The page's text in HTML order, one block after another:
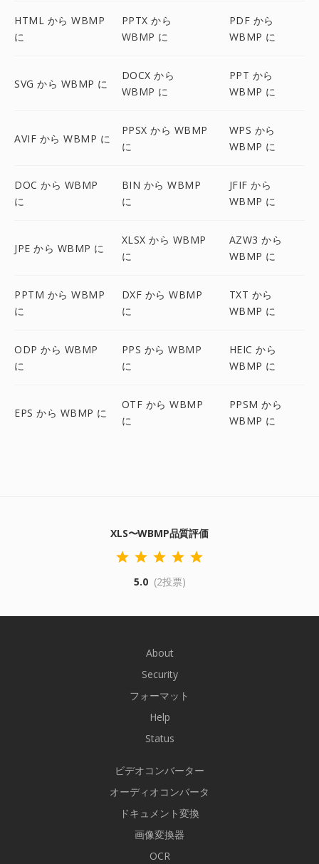
HTML から WBMP
に
PPTX から
WBMP に
PDF から
WBMP に
SVG から WBMP に
DOCX から
WBMP に
PPT から
WBMP に
AVIF から WBMP に
PPSX から WBMP
に
WPS から
WBMP に
DOC から WBMP
に
BIN から WBMP
に
JFIF から
WBMP に
JPE から WBMP に
XLSX から WBMP
に
AZW3 から
WBMP に
PPTM から WBMP
に
DXF から WBMP
に
TXT から
WBMP に
ODP から WBMP
に
PPS から WBMP
に
HEIC から
WBMP に
EPS から WBMP に
OTF から WBMP
に
PPSM から
WBMP に
XLS〜WBMP品質評価
5.0 (2投票)
About
Security
フォーマット
Help
Status
ビデオコンバーター
オーディオコンバータ
ドキュメント変換
画像変換器
OCR